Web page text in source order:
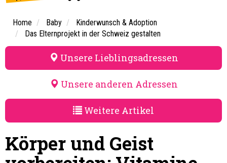
Home Baby
Kinderwunsch & Adoption
Das Elternprojekt in der Schweiz gestalten
Unsere Lieblingsadressen
Unsere anderen Adressen
Weitere Artikel
Körper und Geist